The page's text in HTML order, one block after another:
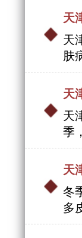
天
天
肤
天
天
季
天
冬
多